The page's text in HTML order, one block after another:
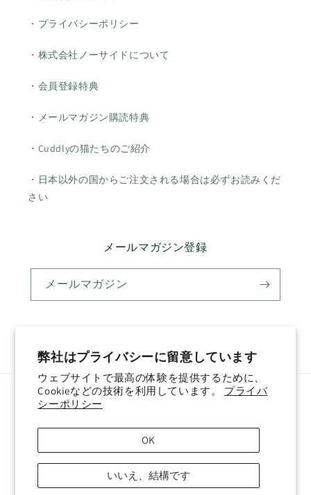
弊社はプライバシーに留意しています
ウェブサイトで最高の体験を提供するために、
Cookieなどの技術を利用しています。 プライバ
シーポリシー
OK
いいえ、結構です
・プライバシーポリシー
・株式会社ノーサイドについて
・会員登録特典
・メールマガジン購読特典
・Cuddlyの猫たちのご紹介
・日本以外の国からご注文される場合は必ずお読みくだ
さい
メールマガジン登録
メールマガジン
国/地域
日本 (JPY ¥) 日本語